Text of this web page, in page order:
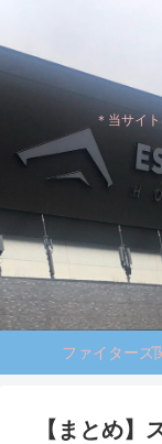
＊当サイ
ファイターズ
【まとめ】